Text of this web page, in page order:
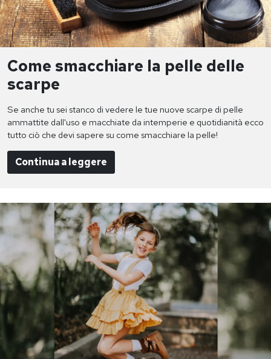
Come smacchiare la pelle delle
scarpe
Se anche tu sei stanco di vedere le tue nuove scarpe di pelle
ammattite dall'uso e macchiate da intemperie e quotidianità ecco
tutto ciò che devi sapere su come smacchiare la pelle!
Continua a leggere